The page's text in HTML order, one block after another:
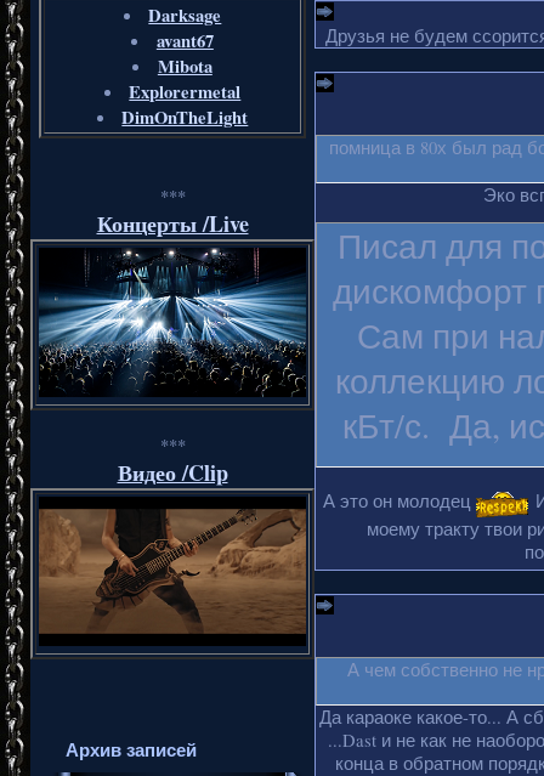
Darksage
avant67
Mibota
Explorermetal
DimOnTheLight
***
Концерты /Live
***
Видео /Clip
Архив записей
Друзья не будем
помница в 80х был рад
Эко
Писал для
дискомфорт
Сам при
коллекцию
кБт/с. Да,
А это он молодец
моему тракту твои
А чем собственно не
Да караоке какое-то... А
...Dast и не как не
конца в обратном